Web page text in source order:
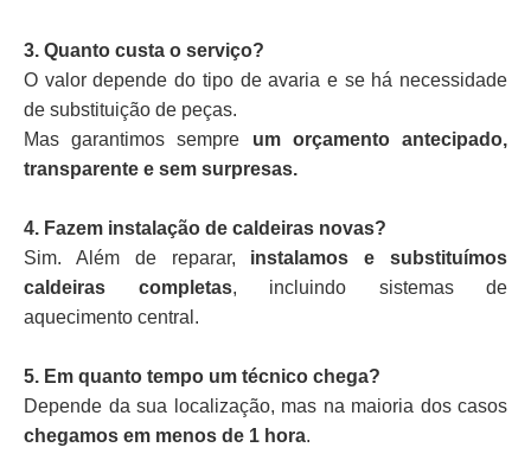
3. Quanto custa o serviço?
O valor depende do tipo de avaria e se há necessidade
de substituição de peças.
Mas garantimos sempre um orçamento antecipado,
transparente e sem surpresas.
4. Fazem instalação de caldeiras novas?
Sim. Além de reparar, instalamos e substituímos
caldeiras completas, incluindo sistemas de
aquecimento central.
5. Em quanto tempo um técnico chega?
Depende da sua localização, mas na maioria dos casos
chegamos em menos de 1 hora.